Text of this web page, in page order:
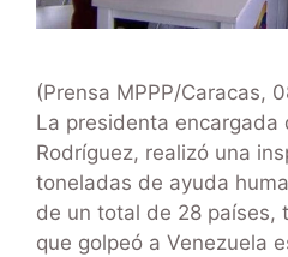
(Prensa MPPP/Caracas,
La presidenta encargada
Rodríguez, realizó una
toneladas de ayuda
de un total de 28 países,
que golpeó a Venezuela